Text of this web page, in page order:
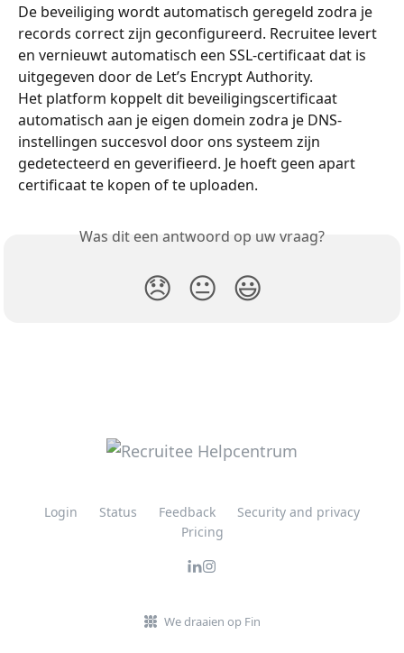
De beveiliging wordt automatisch geregeld zodra je
records correct zijn geconfigureerd. Recruitee levert
en vernieuwt automatisch een SSL-certificaat dat is
uitgegeven door de Let’s Encrypt Authority.
Het platform koppelt dit beveiligingscertificaat
automatisch aan je eigen domein zodra je DNS-
instellingen succesvol door ons systeem zijn
gedetecteerd en geverifieerd. Je hoeft geen apart
certificaat te kopen of te uploaden.
Was dit een antwoord op uw vraag?
😞 😐 😃
Login Status Feedback
Security and privacy
Pricing
We draaien op Fin